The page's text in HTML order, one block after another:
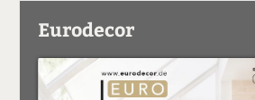
Eurodecor